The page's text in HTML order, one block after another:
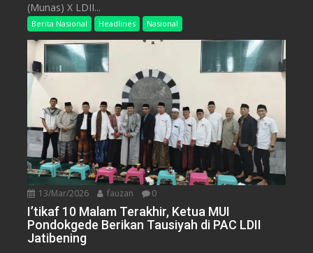
(Munas) X LDII...
Berita Nasional Headlines Nasional
13/Mar/2026 fauzan 0
I’tikaf 10 Malam Terakhir, Ketua MUI
Pondokgede Berikan Tausiyah di PAC LDII
Jatibening